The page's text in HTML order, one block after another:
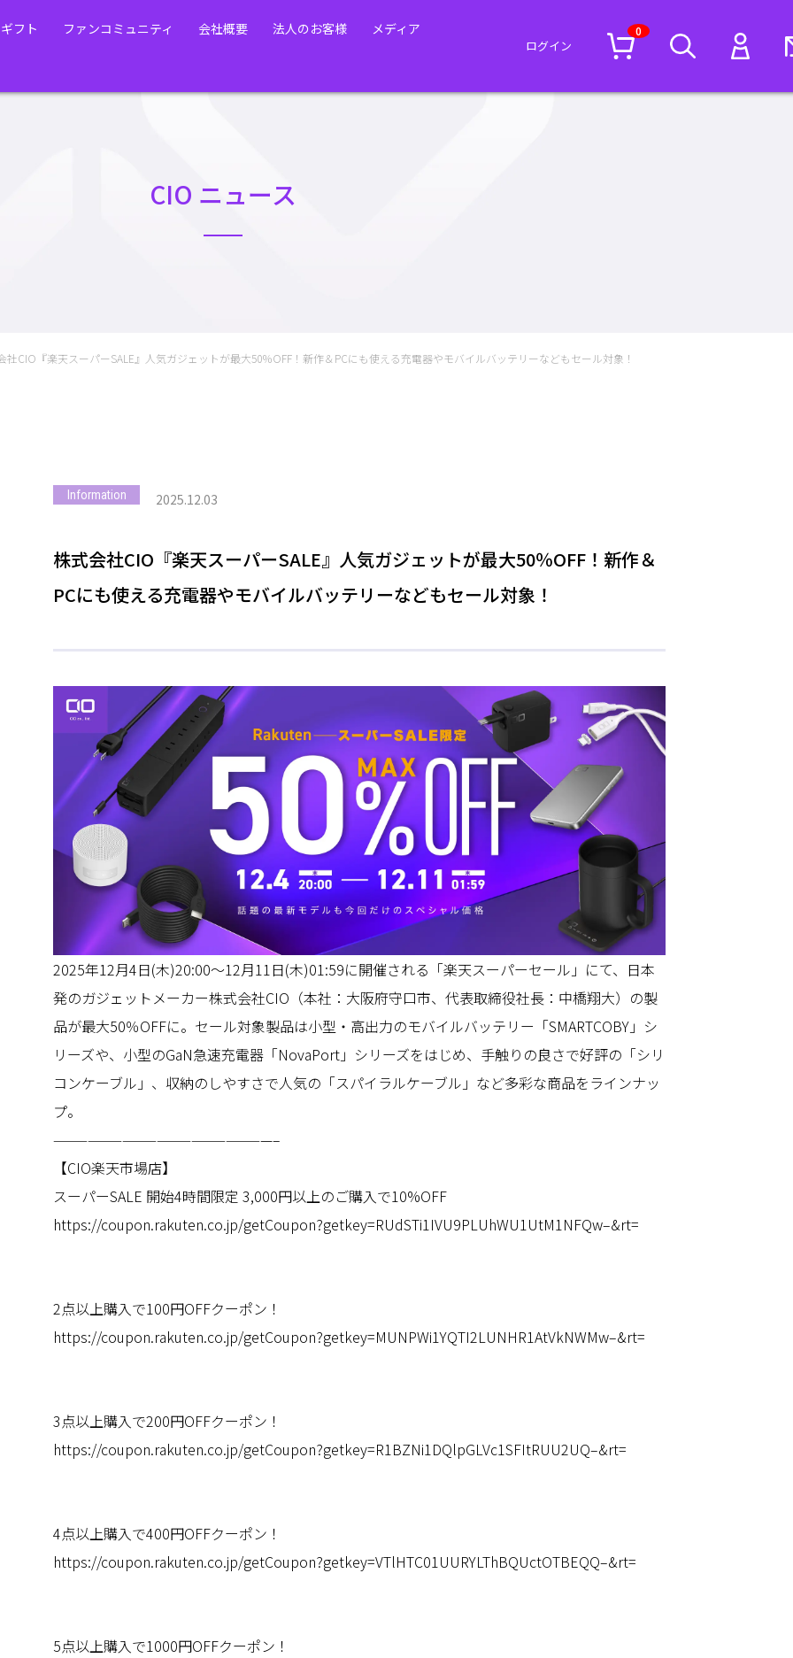
フト ファンコミュニティ 会社概要 法人のお客様 メディア
ログイン
0
CIO ニュース
社CIO『楽天スーパーSALE』人気ガジェットが最大50％OFF！新作＆PCにも使える充電器やモバイルバッテリーなどもセール対象！
Information 2025.12.03
株式会社CIO『楽天スーパーSALE』人気ガジェットが最大50％OFF！新作＆
PCにも使える充電器やモバイルバッテリーなどもセール対象！
2025年12月4日(木)20:00～12月11日(木)01:59に開催される「楽天スーパーセール」にて、日本
発のガジェットメーカー株式会社CIO（本社：大阪府守口市、代表取締役社長：中橋翔大）の製
品が最大50％OFFに。セール対象製品は小型・高出力のモバイルバッテリー「SMARTCOBY」シ
リーズや、小型のGaN急速充電器「NovaPort」シリーズをはじめ、手触りの良さで好評の「シリ
コンケーブル」、収納のしやすさで人気の「スパイラルケーブル」など多彩な商品をラインナッ
プ。
———————————————————–
【CIO楽天市場店】
スーパーSALE 開始4時間限定 3,000円以上のご購入で10%OFF
https://coupon.rakuten.co.jp/getCoupon?getkey=RUdSTi1IVU9PLUhWU1UtM1NFQw–&rt=
2点以上購入で100円OFFクーポン！
https://coupon.rakuten.co.jp/getCoupon?getkey=MUNPWi1YQTI2LUNHR1AtVkNWMw–&rt=
3点以上購入で200円OFFクーポン！
https://coupon.rakuten.co.jp/getCoupon?getkey=R1BZNi1DQlpGLVc1SFItRUU2UQ–&rt=
4点以上購入で400円OFFクーポン！
https://coupon.rakuten.co.jp/getCoupon?getkey=VTlHTC01UURYLThBQUctOTBEQQ–&rt=
5点以上購入で1000円OFFクーポン！